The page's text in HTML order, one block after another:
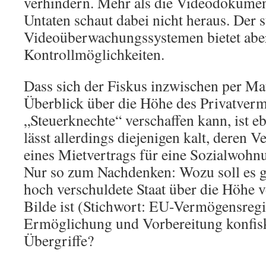
Untaten schaut dabei nicht heraus. Der
Videoüberwachungssystemen bietet
Kontrollmöglichkeiten.
Dass sich der Fiskus inzwischen per
Überblick über die Höhe des
„Steuerknechte“ verschaffen kann, ist
lässt allerdings diejenigen kalt, deren
eines Mietvertrags für eine
Nur so zum Nachdenken: Wozu soll es
hoch verschuldete Staat über die Höhe
Bilde ist (Stichwort: EU-
Ermöglichung und Vorbereitung
Übergriffe?